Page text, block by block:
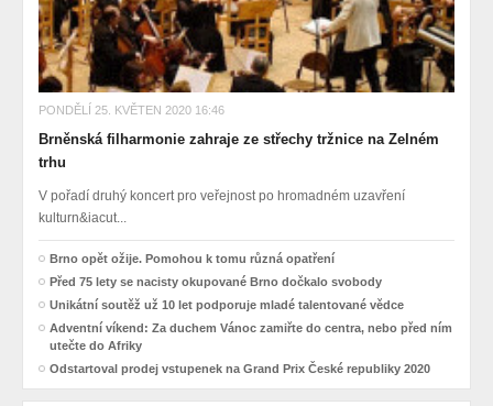
PONDĚLÍ 25. KVĚTEN 2020 16:46
Brněnská filharmonie zahraje ze střechy tržnice na Zelném
trhu
V pořadí druhý koncert pro veřejnost po hromadném uzavření
kulturn&iacut...
Brno opět ožije. Pomohou k tomu různá opatření
Před 75 lety se nacisty okupované Brno dočkalo svobody
Unikátní soutěž už 10 let podporuje mladé talentované vědce
Adventní víkend: Za duchem Vánoc zamiřte do centra, nebo před ním
utečte do Afriky
Odstartoval prodej vstupenek na Grand Prix České republiky 2020